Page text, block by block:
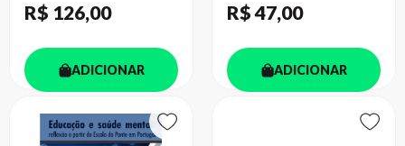
R$ 126,00
ADICIONAR
R$ 47,00
ADICIONAR